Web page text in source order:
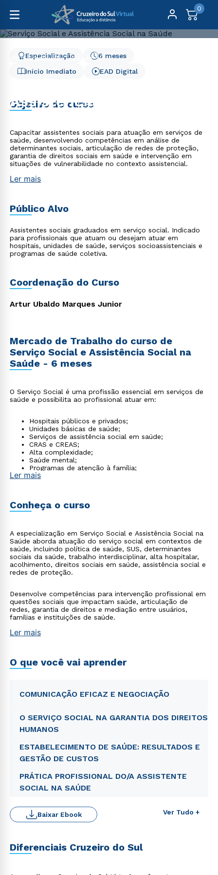
0
Pós-Graduação
Saúde
Serviço Social e Assistência Social na Saúde - 6 meses
Assistência Social na
Início Imediato
6 meses
Especialização
EAD Digital
Objetivo do curso
Capacitar assistentes sociais para atuação em serviços de
saúde, desenvolvendo competências em análise de
determinantes sociais, articulação de redes de proteção,
garantia de direitos sociais em saúde e intervenção em
situações de vulnerabilidade no contexto assistencial.
Ler mais
Público Alvo
Assistentes sociais graduados em serviço social. Indicado
para profissionais que atuam ou desejam atuar em
hospitais, unidades de saúde, serviços socioassistenciais e
programas de saúde coletiva.
Coordenação do Curso
Artur Ubaldo Marques Junior
Mercado de Trabalho do curso de
Serviço Social e Assistência Social na
Saúde - 6 meses
O Serviço Social é uma profissão essencial em serviços de
saúde e possibilita ao profissional atuar em:
Hospitais públicos e privados;
Unidades básicas de saúde;
Serviços de assistência social em saúde;
CRAS e CREAS;
Alta complexidade;
Saúde mental;
Programas de atenção à família;
Coordenação de políticas socioassistenciais em
Ler mais
Conheça o curso
A especialização em Serviço Social e Assistência Social na
Saúde aborda atuação do serviço social em contextos de
saúde, incluindo política de saúde, SUS, determinantes
sociais da saúde, trabalho interdisciplinar, alta hospitalar,
acolhimento, direitos sociais em saúde, assistência social e
redes de proteção.
Desenvolve competências para intervenção profissional em
questões sociais que impactam saúde, articulação de
redes, garantia de direitos e mediação entre usuários,
famílias e instituições de saúde.
Ler mais
O que você vai aprender
COMUNICAÇÃO EFICAZ E NEGOCIAÇÃO
O SERVIÇO SOCIAL NA GARANTIA DOS DIREITOS
HUMANOS
ESTABELECIMENTO DE SAÚDE: RESULTADOS E
GESTÃO DE CUSTOS
PRÁTICA PROFISSIONAL DO/A ASSISTENTE
SOCIAL NA SAÚDE
Ver Tudo +
Baixar Ebook
Diferenciais Cruzeiro do Sul